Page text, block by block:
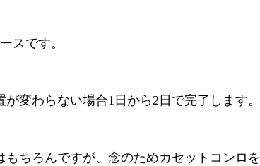
スです。
が変わらない場合1 日から2 日で完了します。
ちろんですが、念のためカセットコンロ